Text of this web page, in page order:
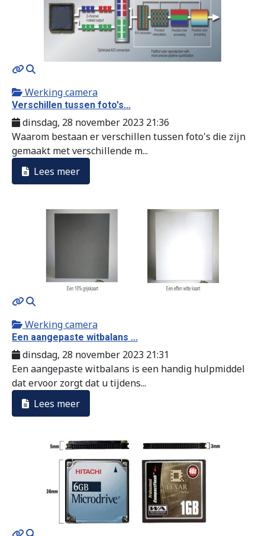
MOD_JTCS_VIEW_ARTICLE_LINK
Werking camera
Verschillen tussen foto's...
dinsdag, 28 november 2023 21:36
Waarom bestaan er verschillen tussen foto's die zijn
gemaakt met verschillende m...
Lees meer
MOD_JTCS_VIEW_ARTICLE_LINK
Werking camera
Een aangepaste witbalans ...
dinsdag, 28 november 2023 21:31
Een aangepaste witbalans is een handig hulpmiddel
dat ervoor zorgt dat u tijdens...
Lees meer
MOD_JTCS_VIEW_ARTICLE_LINK